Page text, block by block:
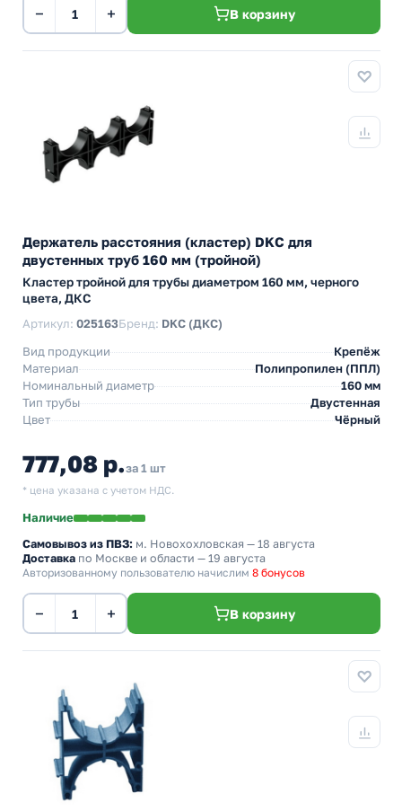
− + В корзину
Держатель расстояния (кластер) DKC для
двустенных труб 160 мм (тройной)
Кластер тройной для трубы диаметром 160 мм, черного
цвета, ДКС
Артикул: 025163Бренд: DKC (ДКС)
Вид продукции
Крепёж
Материал
Полипропилен (ППЛ)
Номинальный диаметр
160 мм
Тип трубы
Двустенная
Цвет
Чёрный
777,08 р.за 1 шт
* цена указана с учетом НДС.
Наличие
Самовывоз из ПВЗ: м. Новохохловская — 18 августа
Доставка по Москве и области — 19 августа
Авторизованному пользователю начислим 8 бонусов
− + В корзину